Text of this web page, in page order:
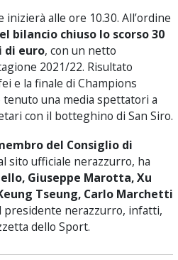
inizierà alle ore 10.30. All’ordine
bilancio chiuso lo scorso 30
di euro, con un netto
2021/22. Risultato
e la finale di Champions
una media spettatori a
con il botteghino di San Siro.
del Consiglio di
sito ufficiale nerazzurro, ha
Giuseppe Marotta, Xu
Tseung, Carlo Marchetti
presidente nerazzurro, infatti,
dello Sport.